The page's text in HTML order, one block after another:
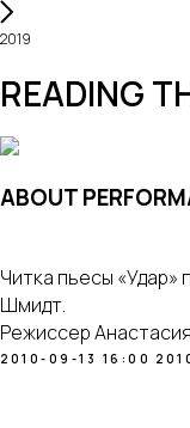
2019
READING
ABOUT
Читка пьесы «Удар»
Шмидт.
Режиссер
2010-09-13 16:00